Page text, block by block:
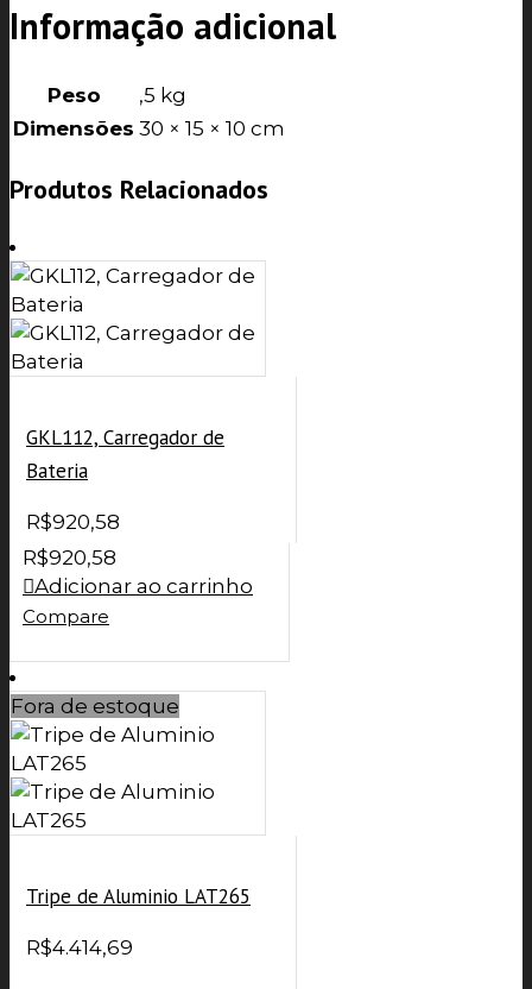
Informação adicional
Peso
,5 kg
Dimensões 30 × 15 × 10 cm
Produtos Relacionados
GKL112, Carregador de
Bateria
R$920,58
R$920,58
Adicionar ao carrinho
Compare
Fora de estoque
Tripe de Aluminio LAT265
R$4.414,69